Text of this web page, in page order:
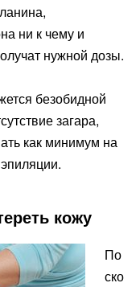
ни к чему и
нужной дозы.
безобидной
загара,
как минимум на
кожу
По
ско